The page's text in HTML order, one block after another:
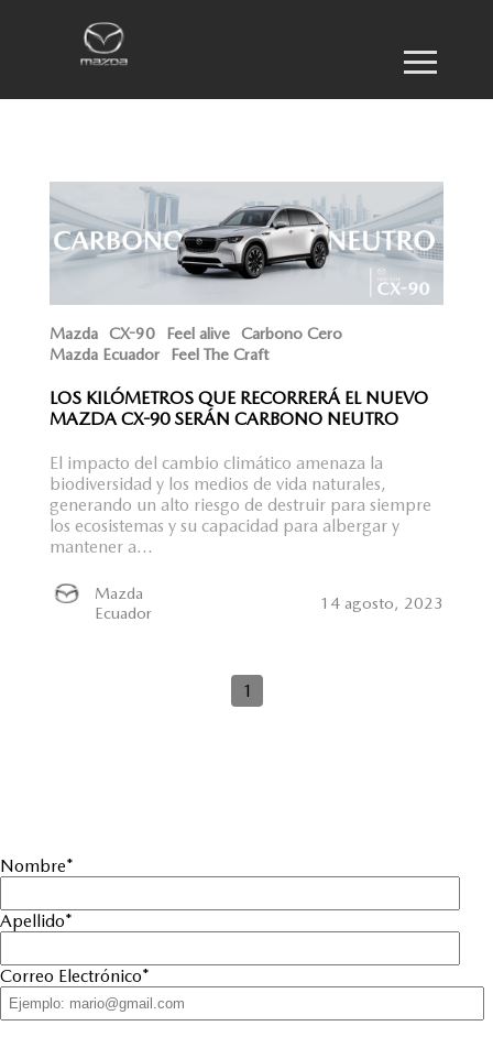
Mazda CX-90 Feel alive Carbono Cero
Mazda Ecuador
Feel The Craft
LOS KILÓMETROS QUE RECORRERÁ EL NUEVO
MAZDA CX-90 SERÁN CARBONO NEUTRO
El impacto del cambio climático amenaza la
biodiversidad y los medios de vida naturales,
generando un alto riesgo de destruir para siempre
los ecosistemas y su capacidad para albergar y
mantener a...
Mazda
Ecuador
14 agosto, 2023
1
Nombre*
Apellido*
Correo Electrónico*